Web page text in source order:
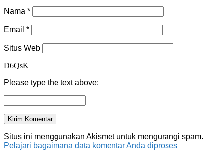
Nama *
Email *
Situs Web
D6QsK
Please type the text above:
Situs ini menggunakan Akismet untuk mengurangi spam.
Pelajari bagaimana data komentar Anda diproses